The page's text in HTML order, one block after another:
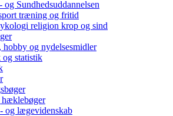
Sundhedsuddannelsen
træning og fritid
religion krop og sind
hobby og nydelsesmidler
og statistik
hæklebøger
og lægevidenskab